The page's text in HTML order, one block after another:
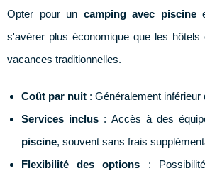
Opter pour un camping avec piscine
s'avérer plus économique que les
vacances traditionnelles.
Coût par nuit : Généralement
Services inclus : Accès à des
piscine, souvent sans frais
Flexibilité des options :